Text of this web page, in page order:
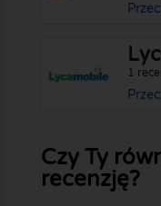
1
Czy Ty
recenzję?